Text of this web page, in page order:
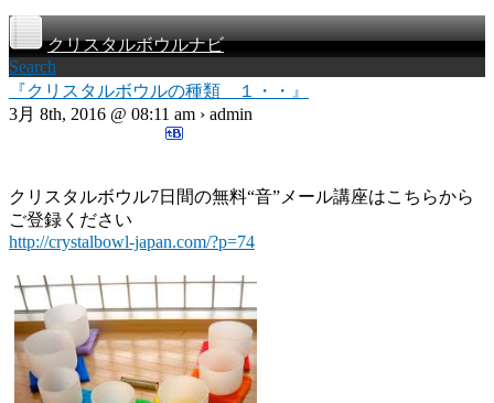
クリスタルボウルナビ
Search
『クリスタルボウルの種類 １・・』
3月 8th, 2016 @ 08:11 am › admin
クリスタルボウル7日間の無料“音”メール講座はこちらから
ご登録ください
http://crystalbowl-japan.com/?p=74